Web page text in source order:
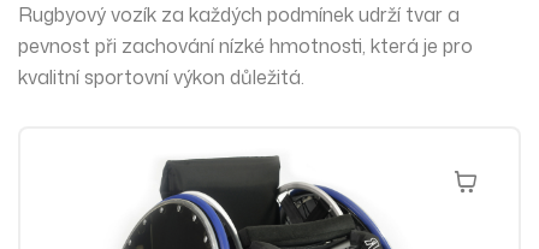
Rugbyový vozík za každých podmínek udrží tvar a
pevnost při zachování nízké hmotnosti, která je pro
kvalitní sportovní výkon důležitá.
Přidat Do